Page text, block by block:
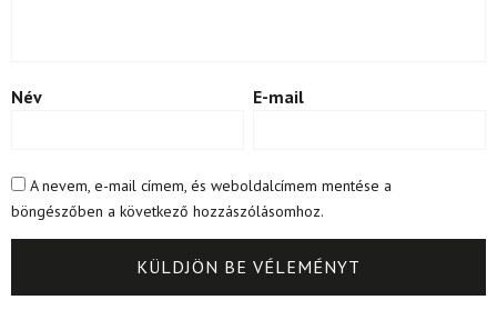
Név E-mail
A nevem, e-mail címem, és weboldalcímem mentése a
böngészőben a következő hozzászólásomhoz.